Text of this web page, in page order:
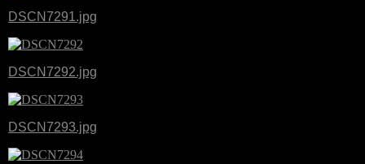
DSCN7291.jpg
DSCN7292.jpg
DSCN7293.jpg